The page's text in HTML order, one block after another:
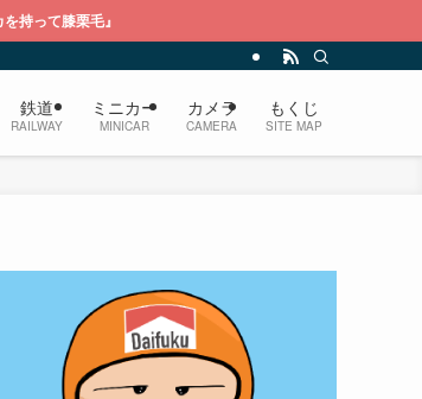
鉄道
RAILWAY
ミニカー
MINICAR
カメラ
CAMERA
もくじ
SITE MAP